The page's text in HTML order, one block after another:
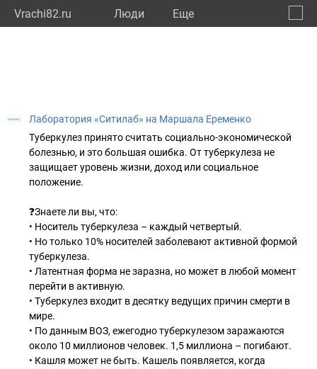
Vrachi82.ru Люди Eще
Лаборатория «Ситилаб» на Маршала Еременко
Туберкулез принято считать социально-экономической
болезнью, и это большая ошибка. От туберкулеза не
защищает уровень жизни, доход или социальное
положение.
❓Знаете ли вы, что:
• Носитель туберкулеза – каждый четвертый.
• Но только 10% носителей заболевают активной формой
туберкулеза.
• Латентная форма не заразна, но может в любой момент
перейти в активную.
• Туберкулез входит в десятку ведущих причин смерти в
мире.
• По данным ВОЗ, ежегодно туберкулезом заражаются
около 10 миллионов человек. 1,5 миллиона – погибают.
• Кашля может не быть. Кашель появляется, когда